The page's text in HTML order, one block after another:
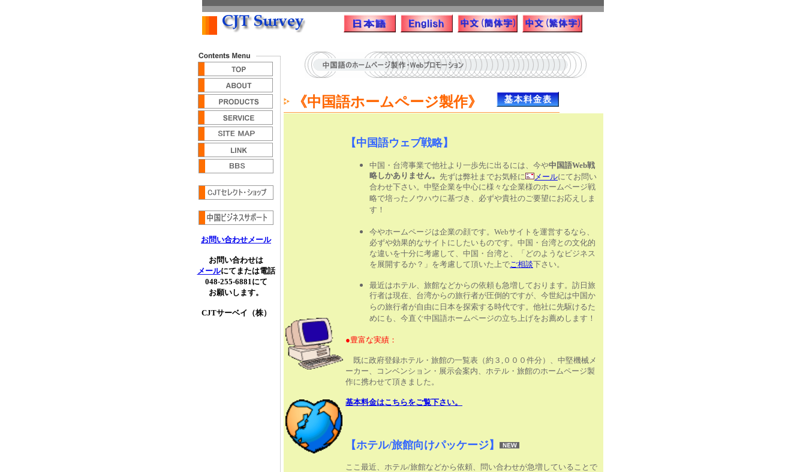
お問い合わせメール
お問い合わせは
メールにてまたは電話
048-255-6881にて
お願いします。
CJTサーベイ（株）
《中国語ホームページ製作》
【中国語ウェブ戦略】
中国・台湾事業で他社より一歩先に出るには、今や中国語Web戦
略しかありません。 先ずは弊社までお気軽に メールにてお問い
合わせ下さい。中堅企業を中心に様々な企業様のホームページ戦
略で培ったノウハウに基づき、必ずや貴社のご要望にお応えしま
す！
今やホームページは企業の顔です。Webサイトを運営するなら、
必ずや効果的なサイトにしたいものです。 中国・台湾との文化的
な違いを十分に考慮して、中国・台湾と、「どのようなビジネス
を展開するか？」を考慮して頂いた上でご相談下さい。
最近はホテル、旅館などからの依頼も急増しております。訪日旅
行者は現在、台湾からの旅行者が圧倒的ですが、今世紀は中国か
らの旅行者が自由に日本を探索する時代です。他社に先駆けるた
めにも、今直ぐ中国語ホームページの立ち上げをお薦めします！
●豊富な実績：
既に政府登録ホテル・旅館の一覧表（約３,０００件分）、中堅機械メ
ーカー、コンベンション・展示会案内、ホテル・旅館のホームページ製
作に携わせて頂きました。
基本料金はこちらをご覧下さい。
【ホテル/旅館向けパッケージ】
ここ最近、ホテル/旅館などから依頼、問い合わせが急増していることで